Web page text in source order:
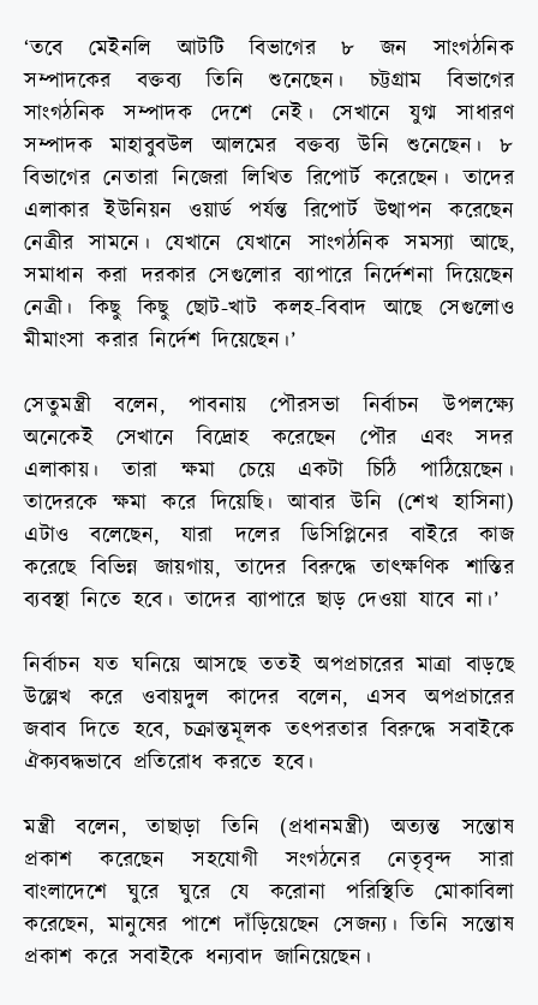
‘তবে মেইনলি আটটি বিভাগের ৮ জন সাংগঠনিক
সম্পাদকের বক্তব্য তিনি শুনেছেন। চট্টগ্রাম বিভাগের
সাংগঠনিক সম্পাদক দেশে নেই। সেখানে যুগ্ম সাধারণ
সম্পাদক মাহাবুবউল আলমের বক্তব্য উনি শুনেছেন। ৮
বিভাগের নেতারা নিজেরা লিখিত রিপোর্ট করেছেন। তাদের
এলাকার ইউনিয়ন ওয়ার্ড পর্যন্ত রিপোর্ট উত্থাপন করেছেন
নেত্রীর সামনে। যেখানে যেখানে সাংগঠনিক সমস্যা আছে,
সমাধান করা দরকার সেগুলোর ব্যাপারে নির্দেশনা দিয়েছেন
নেত্রী। কিছু কিছু ছোট-খাট কলহ-বিবাদ আছে সেগুলোও
মীমাংসা করার নির্দেশ দিয়েছেন।’
সেতুমন্ত্রী বলেন, পাবনায় পৌরসভা নির্বাচন উপলক্ষ্যে
অনেকেই সেখানে বিদ্রোহ করেছেন পৌর এবং সদর
এলাকায়। তারা ক্ষমা চেয়ে একটা চিঠি পাঠিয়েছেন।
তাদেরকে ক্ষমা করে দিয়েছি। আবার উনি (শেখ হাসিনা)
এটাও বলেছেন, যারা দলের ডিসিপ্লিনের বাইরে কাজ
করেছে বিভিন্ন জায়গায়, তাদের বিরুদ্ধে তাৎক্ষণিক শাস্তির
ব্যবস্থা নিতে হবে। তাদের ব্যাপারে ছাড় দেওয়া যাবে না।’
নির্বাচন যত ঘনিয়ে আসছে ততই অপপ্রচারের মাত্রা বাড়ছে
উল্লেখ করে ওবায়দুল কাদের বলেন, এসব অপপ্রচারের
জবাব দিতে হবে, চক্রান্তমূলক তৎপরতার বিরুদ্ধে সবাইকে
ঐক্যবদ্ধভাবে প্রতিরোধ করতে হবে।
মন্ত্রী বলেন, তাছাড়া তিনি (প্রধানমন্ত্রী) অত্যন্ত সন্তোষ
প্রকাশ করেছেন সহযোগী সংগঠনের নেতৃবৃন্দ সারা
বাংলাদেশে ঘুরে ঘুরে যে করোনা পরিস্থিতি মোকাবিলা
করেছেন, মানুষের পাশে দাঁড়িয়েছেন সেজন্য। তিনি সন্তোষ
প্রকাশ করে সবাইকে ধন্যবাদ জানিয়েছেন।